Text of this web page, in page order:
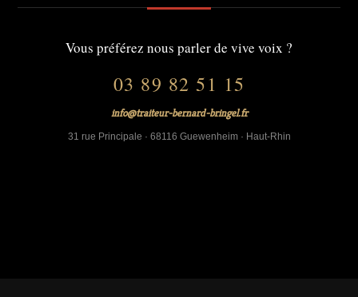
Vous préférez nous parler de vive voix ?
03 89 82 51 15
info@traiteur-bernard-bringel.fr
31 rue Principale · 68116 Guewenheim · Haut-Rhin